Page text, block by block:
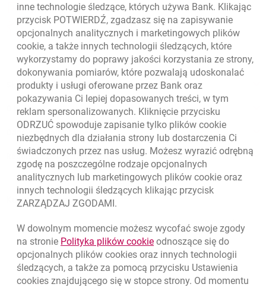
Napisz do nas otwiera się w nowej karcie
Oceń nasotwiera się w nowej karcie
Skontaktuj się ze Specjalistą
O banku
Kursy wymiany walut
Kursy wymiany walut. Data aktualizacji: 7.08.2026, 12:53:25
WALUTA KUPNO SPRZEDAŻ
EUR 4.1346 4.4568
USD 3.8493
CHF 4.4312 4.7764
Odpowiedzialny biznes
Regulacje zewnętrzne
inne technologie śledzące, których używa Bank. Klikając
przycisk POTWIERDŹ, zgadzasz się na zapisywanie
opcjonalnych analitycznych i marketingowych plików
cookie, a także innych technologii śledzących, które
wykorzystamy do poprawy jakości korzystania ze strony,
dokonywania pomiarów, które pozwalają udoskonalać
produkty i usługi oferowane przez Bank oraz
pokazywania Ci lepiej dopasowanych treści, w tym
reklam spersonalizowanych. Kliknięcie przycisku
ODRZUĆ spowoduje zapisanie tylko plików cookie
niezbędnych dla działania strony lub dostarczenia Ci
świadczonych przez nas usług. Możesz wyrazić odrębną
zgodę na poszczególne rodzaje opcjonalnych
analitycznych lub marketingowych plików cookie oraz
innych technologii śledzących klikając przycisk
ZARZĄDZAJ ZGODAMI.
W dowolnym momencie możesz wycofać swoje zgody
na stronie Polityka plików cookielink otwiera się w nowym
odnoszące się do
opcjonalnych plików cookies oraz innych technologii
śledzących, a także za pomocą przycisku Ustawienia
cookies znajdującego się w stopce strony. Od momentu